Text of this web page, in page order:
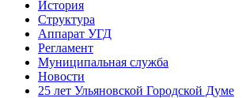
История
Структура
Аппарат УГД
Регламент
Муниципальная служба
Новости
25 лет Ульяновской Городской Думе